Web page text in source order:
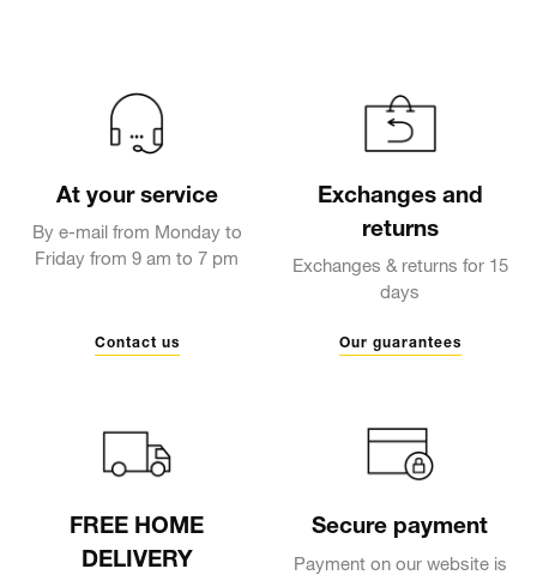
At your service
By e-mail from Monday to
Friday from 9 am to 7 pm
Contact us
Exchanges and
returns
Exchanges & returns for 15
days
Our guarantees
FREE HOME
DELIVERY
Secure payment
Payment on our website is